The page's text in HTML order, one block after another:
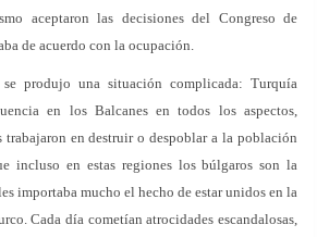
aceptaron las decisiones del Congreso de
de acuerdo con la ocupación.
produjo una situación complicada: Turquía
en los Balcanes en todos los aspectos,
trabajaron en destruir o despoblar a la población
incluso en estas regiones los búlgaros son la
importaba mucho el hecho de estar unidos en la
Cada día cometían atrocidades escandalosas,